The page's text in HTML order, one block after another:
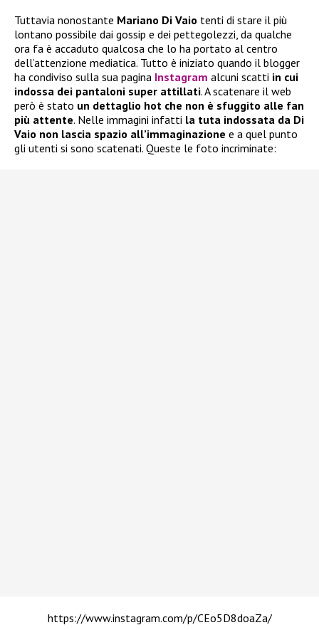
Tuttavia nonostante Mariano Di Vaio tenti di stare il più
lontano possibile dai gossip e dei pettegolezzi, da qualche
ora fa è accaduto qualcosa che lo ha portato al centro
dell’attenzione mediatica. Tutto è iniziato quando il blogger
ha condiviso sulla sua pagina Instagram alcuni scatti in cui
indossa dei pantaloni super attillati. A scatenare il web
però è stato un dettaglio hot che non è sfuggito alle fan
più attente. Nelle immagini infatti la tuta indossata da Di
Vaio non lascia spazio all’immaginazione e a quel punto
gli utenti si sono scatenati. Queste le foto incriminate:
https://www.instagram.com/p/CEo5D8doaZa/